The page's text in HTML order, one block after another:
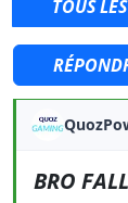
TOUS
BRO